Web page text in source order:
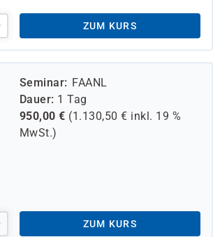
ZUM KURS
Seminar
FAANL
Dauer 1 Tag
950,00 € (1.130,50 € inkl. 19 %
MwSt.)
ZUM KURS